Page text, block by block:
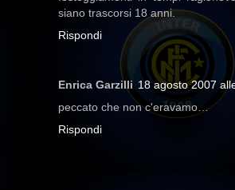
siano trascorsi 18 anni.
Rispondi
Enrica Garzilli 18 agosto 2007
peccato che non c'eravamo…
Rispondi